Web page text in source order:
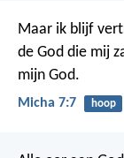
Maar ik blijf
de God die mij
mijn God.
Micha 7:7 hoop